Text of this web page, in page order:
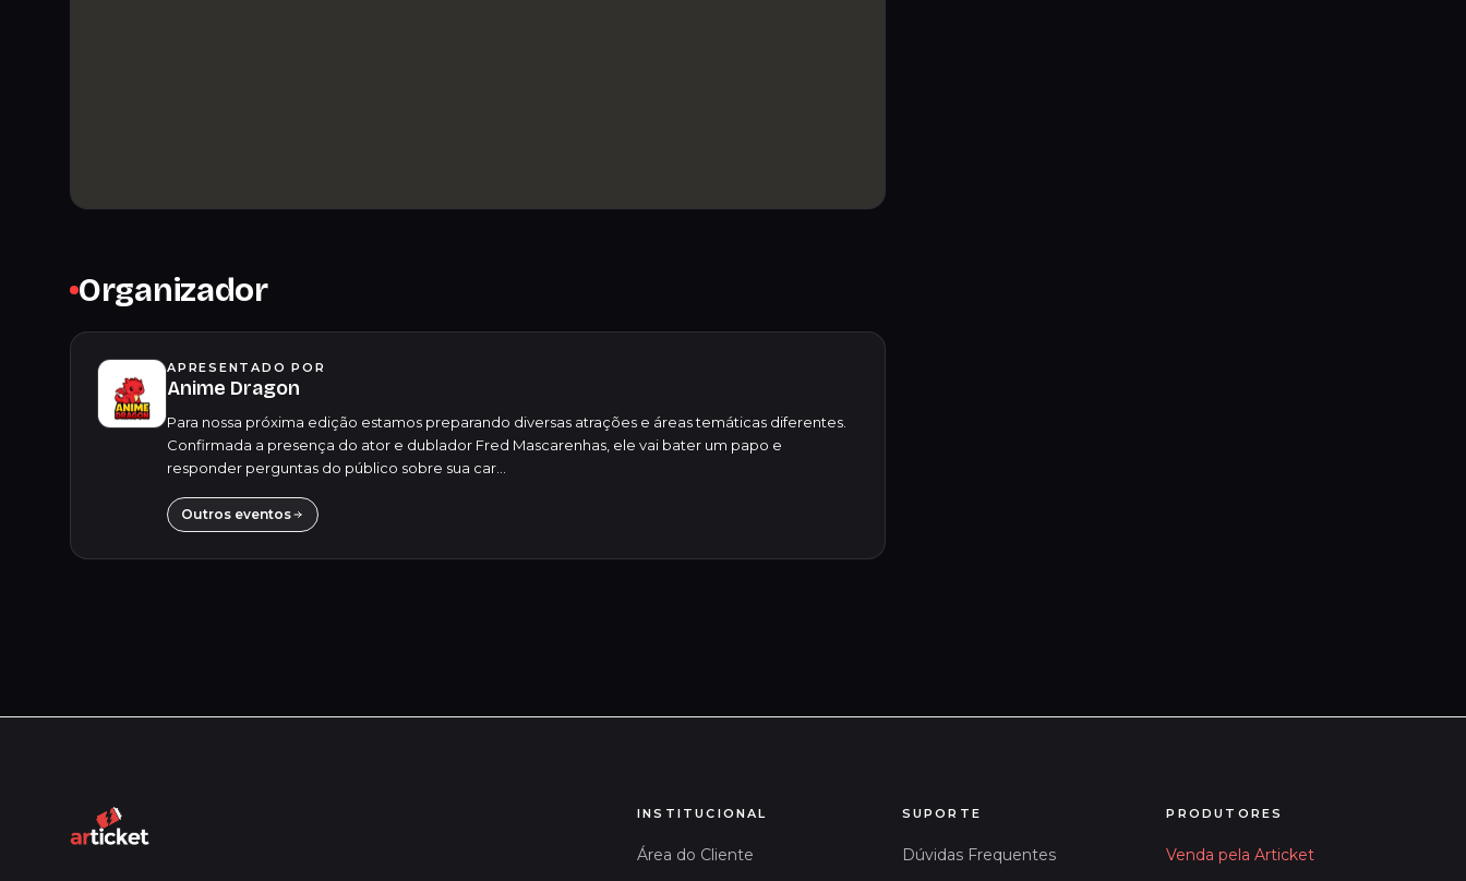
Organizador
APRESENTADO POR
Anime Dragon
Para nossa próxima edição estamos preparando diversas atrações e áreas temáticas diferentes.
Confirmada a presença do ator e dublador Fred Mascarenhas, ele vai bater um papo e
responder perguntas do público sobre sua car...
Outros eventos
INSTITUCIONAL
Área do Cliente
SUPORTE
Dúvidas Frequentes
PRODUTORES
Venda pela Articket